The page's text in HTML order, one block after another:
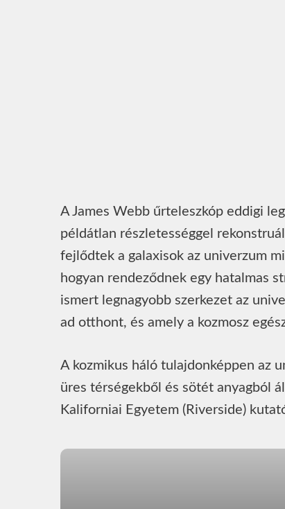
A James Webb űrteleszkóp eddigi
példátlan részletességgel
fejlődtek a galaxisok az univerzum
hogyan rendeződnek egy hatalmas
ismert legnagyobb szerkezet az
ad otthont, és amely a kozmosz
A kozmikus háló tulajdonképpen az
üres térségekből és sötét anyagból
Kaliforniai Egyetem (Riverside)